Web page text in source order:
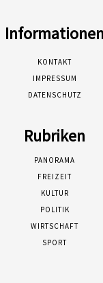
Informationen
KONTAKT
IMPRESSUM
DATENSCHUTZ
Rubriken
PANORAMA
FREIZEIT
KULTUR
POLITIK
WIRTSCHAFT
SPORT